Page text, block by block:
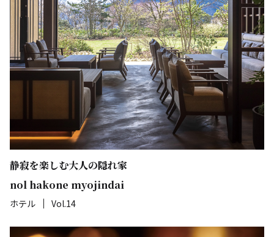
静寂を楽しむ大人の隠れ家
nol hakone myojindai
ホテル Vol.14